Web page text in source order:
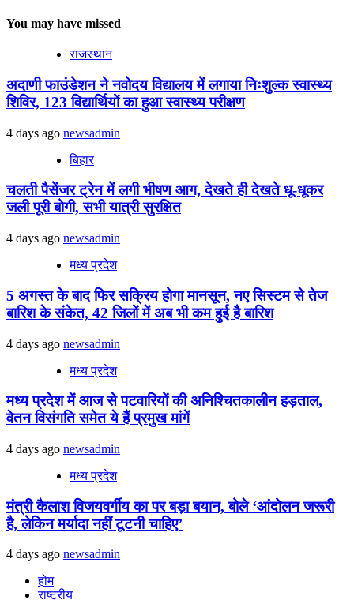
You may have missed
राजस्थान
अदाणी फाउंडेशन ने नवोदय विद्यालय में लगाया निःशुल्क स्वास्थ्य
शिविर, 123 विद्यार्थियों का हुआ स्वास्थ्य परीक्षण
4 days ago newsadmin
बिहार
चलती पैसेंजर ट्रेन में लगी भीषण आग, देखते ही देखते धू-धूकर
जली पूरी बोगी, सभी यात्री सुरक्षित
4 days ago newsadmin
मध्य प्रदेश
5 अगस्त के बाद फिर सक्रिय होगा मानसून, नए सिस्टम से तेज
बारिश के संकेत, 42 जिलों में अब भी कम हुई है बारिश
4 days ago newsadmin
मध्य प्रदेश
मध्य प्रदेश में आज से पटवारियों की अनिश्चितकालीन हड़ताल,
वेतन विसंगति समेत ये हैं प्रमुख मांगें
4 days ago newsadmin
मध्य प्रदेश
मंत्री कैलाश विजयवर्गीय का पर बड़ा बयान, बोले ‘आंदोलन जरूरी
है, लेकिन मर्यादा नहीं टूटनी चाहिए’
4 days ago newsadmin
होम
राष्ट्रीय